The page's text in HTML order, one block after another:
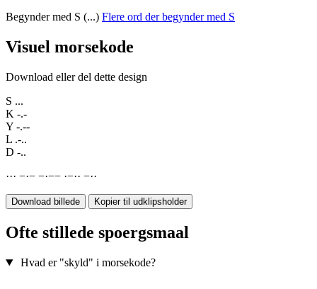
Begynder med S (...) Flere ord der begynder med S
Visuel morsekode
Download eller del dette design
S ...
K -.-
Y -.--
L .-..
D -..
··· −·− −·−− ·−·· −··
Download billede Kopier til udklipsholder
Ofte stillede spoergsmaal
Hvad er "skyld" i morsekode?